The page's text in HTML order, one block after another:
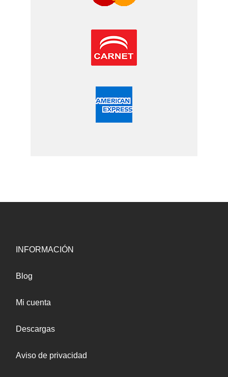
INFORMACIÓN
Blog
Mi cuenta
Descargas
Aviso de privacidad